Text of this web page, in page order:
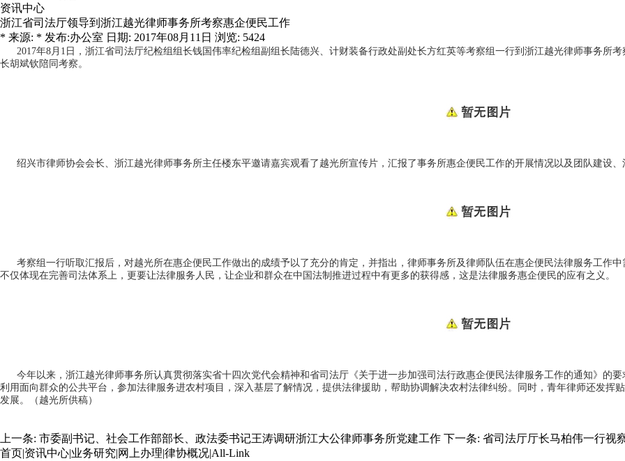
资讯中心
浙江省司法厅领导到浙江越光律师事务所考察惠企便民工作
* 来源: * 发布:办公室 日期: 2017年08月11日 浏览: 5424
2017年8月1日，浙江省司法厅纪检组组长钱国伟率纪检组副组长陆德兴、计财装备行政处副处长方红英等考察组一行到浙江越光律师事务所
长胡斌钦陪同考察。
绍兴市律师协会会长、浙江越光律师事务所主任楼东平邀请嘉宾观看了越光所宣传片，汇报了事务所惠企便民工作的开展情况以及团队建设
考察组一行听取汇报后，对越光所在惠企便民工作做出的成绩予以了充分的肯定，并指出，律师事务所及律师队伍在惠企便民法律服务工作
不仅体现在完善司法体系上，更要让法律服务人民，让企业和群众在中国法制推进过程中有更多的获得感，这是法律服务惠企便民的应有之义。
今年以来，浙江越光律师事务所认真贯彻落实省十四次党代会精神和省司法厅《关于进一步加强司法行政惠企便民法律服务工作的通知》的
利用面向群众的公共平台，参加法律服务进农村项目，深入基层了解情况，提供法律援助，帮助协调解决农村法律纠纷。同时，青年律师还发挥
发展。（越光所供稿）
上一条: 市委副书记、社会工作部部长、政法委书记王涛调研浙江大公律师事务所党建工作 下一条: 省司法厅厅长马柏伟一行视
首页|资讯中心|业务研究|网上办理|律协概况|All-Link